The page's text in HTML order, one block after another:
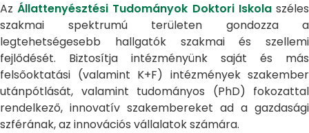
AzÁllattenyésztési Tudományok Doktori Iskolaszéles
szakmai spektrumú területen gondozza a
legtehetségesebb hallgatók szakmai és szellemi
fejlődését. Biztosítja intézményünk saját és más
felsőoktatási (valamint K+F) intézmények szakember
utánpótlását, valamint tudományos (PhD) fokozattal
rendelkező, innovatív szakembereket ad a gazdasági
szférának, az innovációs vállalatok számára.